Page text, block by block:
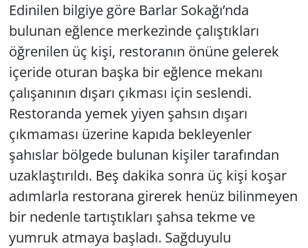
Edinilen bilgiye göre Barlar Sokağı’nda
bulunan eğlence merkezinde çalıştıkları
öğrenilen üç kişi, restoranın önüne gelerek
içeride oturan başka bir eğlence mekanı
çalışanının dışarı çıkması için seslendi.
Restoranda yemek yiyen şahsın dışarı
çıkmaması üzerine kapıda bekleyenler
şahıslar bölgede bulunan kişiler tarafından
uzaklaştırıldı. Beş dakika sonra üç kişi koşar
adımlarla restorana girerek henüz bilinmeyen
bir nedenle tartıştıkları şahsa tekme ve
yumruk atmaya başladı. Sağduyulu